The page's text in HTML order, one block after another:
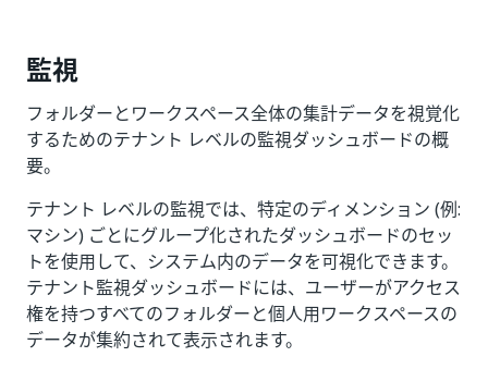
監視
フォルダーとワークスペース全体の集計データを視覚化
するためのテナント レベルの監視ダッシュボードの概
要。
テナント レベルの監視では、特定のディメンション (例:
マシン) ごとにグループ化されたダッシュボードのセッ
トを使用して、システム内のデータを可視化できます。
テナント監視ダッシュボードには、ユーザーがアクセス
権を持つすべてのフォルダーと個人用ワークスペースの
データが集約されて表示されます。